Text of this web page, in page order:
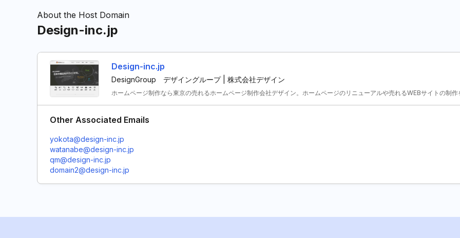
About the Host Domain
Design-inc.jp
Design-inc.jp
DesignGroup デザイングループ | 株式会社デザイン
ホームページ制作なら東京の売れるホームページ制作会社デザイン。ホームページのリニューアルや売れるWEBサイトの制作
Other Associated Emails
yokota@design-inc.jp
watanabe@design-inc.jp
qm@design-inc.jp
domain2@design-inc.jp